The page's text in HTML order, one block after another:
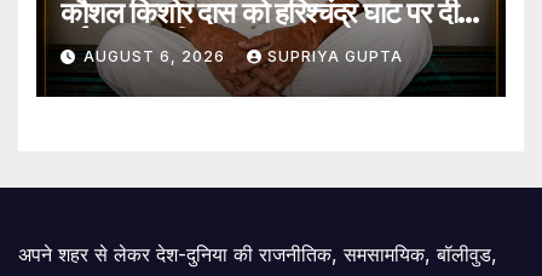
कौशल किशोर दास को हरिश्चंद्र घाट पर दी
गई जल समाधि
AUGUST 6, 2026 SUPRIYA GUPTA
अपने शहर से लेकर देश-दुनिया की राजनीतिक, समसामयिक, बॉलीवुड,